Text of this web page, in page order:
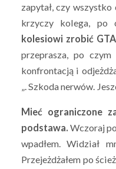
zapytał, czy wszystko
krzyczy kolega, po
kolesiowi zrobić GTA
przeprasza, po
konfrontacją i
„. Szkoda nerwów.
Mieć ograniczone
podstawa. Wczoraj
wpadłem. Widział
Przejeżdżałem po